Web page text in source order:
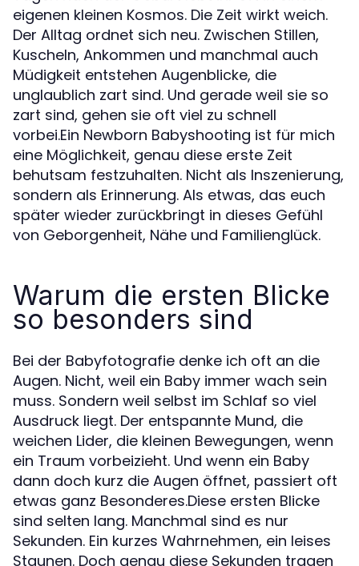
eigenen kleinen Kosmos. Die Zeit wirkt weich.
Der Alltag ordnet sich neu. Zwischen Stillen,
Kuscheln, Ankommen und manchmal auch
Müdigkeit entstehen Augenblicke, die
unglaublich zart sind. Und gerade weil sie so
zart sind, gehen sie oft viel zu schnell
vorbei.Ein Newborn Babyshooting ist für mich
eine Möglichkeit, genau diese erste Zeit
behutsam festzuhalten. Nicht als Inszenierung,
sondern als Erinnerung. Als etwas, das euch
später wieder zurückbringt in dieses Gefühl
von Geborgenheit, Nähe und Familienglück.
Warum die ersten Blicke
so besonders sind
Bei der Babyfotografie denke ich oft an die
Augen. Nicht, weil ein Baby immer wach sein
muss. Sondern weil selbst im Schlaf so viel
Ausdruck liegt. Der entspannte Mund, die
weichen Lider, die kleinen Bewegungen, wenn
ein Traum vorbeizieht. Und wenn ein Baby
dann doch kurz die Augen öffnet, passiert oft
etwas ganz Besonderes.Diese ersten Blicke
sind selten lang. Manchmal sind es nur
Sekunden. Ein kurzes Wahrnehmen, ein leises
Staunen. Doch genau diese Sekunden tragen